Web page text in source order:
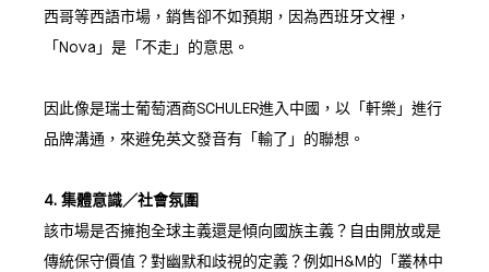
西哥等西語市場，銷售卻不如預期，因為西班牙文裡，
「Nova」是「不走」的意思。
因此像是瑞士葡萄酒商SCHULER進入中國，以「軒樂」進行
品牌溝通，來避免英文發音有「輸了」的聯想。
4. 集體意識／社會氛圍
該市場是否擁抱全球主義還是傾向國族主義？自由開放或是
傳統保守價值？對幽默和歧視的定義？例如H&M的「叢林中